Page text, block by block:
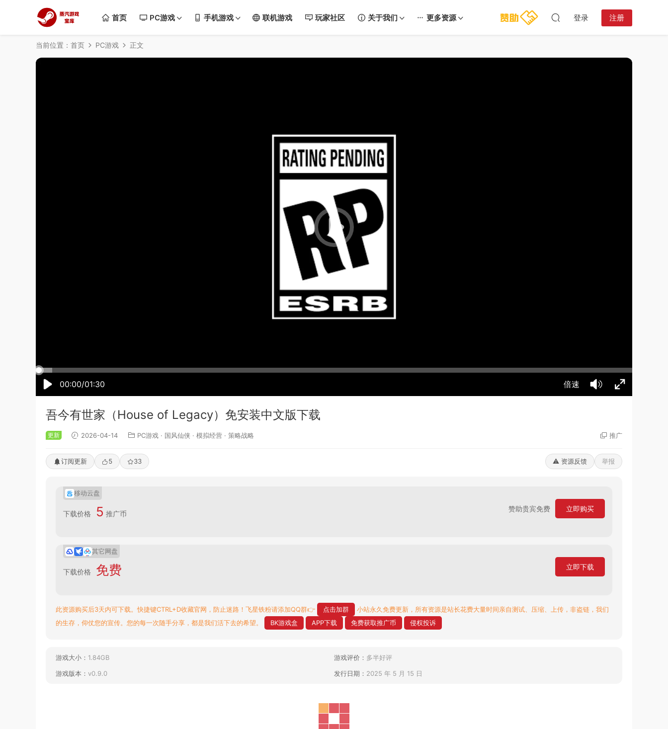
首页 PC游戏 手机游戏 联机游戏 玩家社区 关于我们 更多资源 登录 注册
当前位置： 首页 PC游戏 正文
00:00/01:30 倍速
50% 75% 100%
吾今有世家（House of Legacy）免安装中文版下载
更新 2026-04-14 PC游戏 · 国风仙侠 · 模拟经营 · 策略战略 推广
订阅更新 5 33 ⚠️ 资源反馈 举报
移动云盘
下载价格 5 推广币
赞助贵宾免费 立即购买
其它网盘
下载价格 免费 立即下载
此资源购买后3天内可下载。快捷键CTRL+D收藏官网，防止迷路！飞星铁粉请添加QQ群👉 点击加群
小站永久免费更新，所有资源是站长花费大量时间亲自测试、压缩、上传，非盗链，我们
的生存，仰仗您的宣传。您的每一次随手分享，都是我们活下去的希望。
BK游戏盒 APP下载 免费获取推广币 侵权投诉
游戏大小： 1.84GB 游戏评价： 多半好评
游戏版本： v0.9.0 发行日期： 2025 年 5 月 15 日